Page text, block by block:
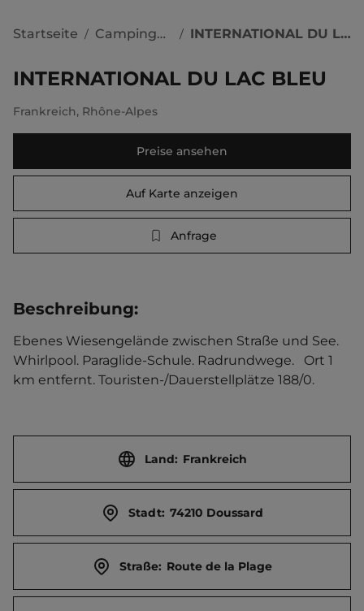
Startseite / Campingplätze / INTERNATIONAL DU LAC BLEU
INTERNATIONAL DU LAC BLEU
Frankreich, Rhône-Alpes
Preise ansehen
Auf Karte anzeigen
Anfrage
Beschreibung:
Ebenes Wiesengelände zwischen Straße und See.
Whirlpool. Paraglide-Schule. Radrundwege.   Ort 1
km entfernt. Touristen-/Dauerstellplätze 188/0.
Land: Frankreich
Stadt: 74210 Doussard
Straße: Route de la Plage